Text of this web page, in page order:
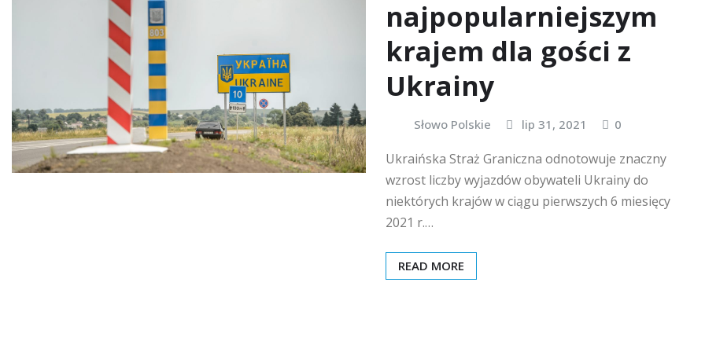
najpopularniejszym
krajem dla gości z
Ukrainy
Słowo Polskie lip 31, 2021 0
Ukraińska Straż Graniczna odnotowuje znaczny
wzrost liczby wyjazdów obywateli Ukrainy do
niektórych krajów w ciągu pierwszych 6 miesięcy
2021 r.…
READ MORE